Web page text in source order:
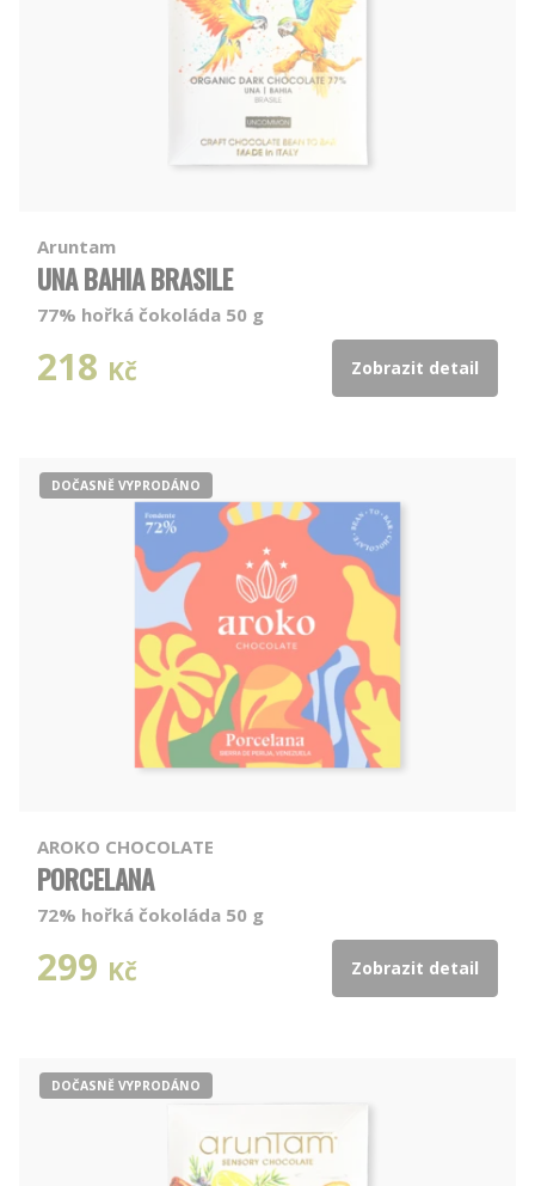
Aruntam
UNA BAHIA BRASILE
77% hořká čokoláda 50 g
218 Kč Zobrazit detail
DOČASNĚ VYPRODÁNO
AROKO CHOCOLATE
PORCELANA
72% hořká čokoláda 50 g
299 Kč Zobrazit detail
DOČASNĚ VYPRODÁNO